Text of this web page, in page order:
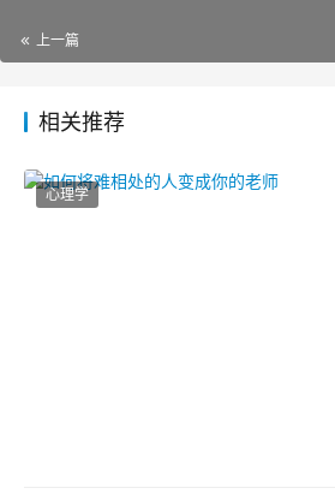
上一篇
相关推荐
心理学